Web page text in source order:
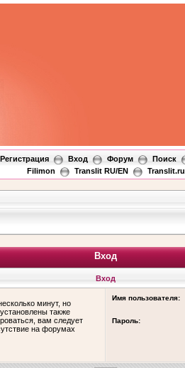
Регистрация Вход Форум Поиск
Filimon
Translit RU/EN Translit.ru
Вход
Вход
минут, но
также
вам следует
на форумах
Имя пользователя:
Пароль: